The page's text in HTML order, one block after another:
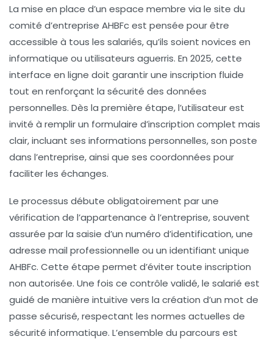
La mise en place d’un espace membre via le site du
comité d’entreprise AHBFc est pensée pour être
accessible à tous les salariés, qu’ils soient novices en
informatique ou utilisateurs aguerris. En 2025, cette
interface en ligne doit garantir une inscription fluide
tout en renforçant la sécurité des données
personnelles. Dès la première étape, l’utilisateur est
invité à remplir un formulaire d’inscription complet mais
clair, incluant ses informations personnelles, son poste
dans l’entreprise, ainsi que ses coordonnées pour
faciliter les échanges.
Le processus débute obligatoirement par une
vérification de l’appartenance à l’entreprise, souvent
assurée par la saisie d’un numéro d’identification, une
adresse mail professionnelle ou un identifiant unique
AHBFc. Cette étape permet d’éviter toute inscription
non autorisée. Une fois ce contrôle validé, le salarié est
guidé de manière intuitive vers la création d’un mot de
passe sécurisé, respectant les normes actuelles de
sécurité informatique. L’ensemble du parcours est